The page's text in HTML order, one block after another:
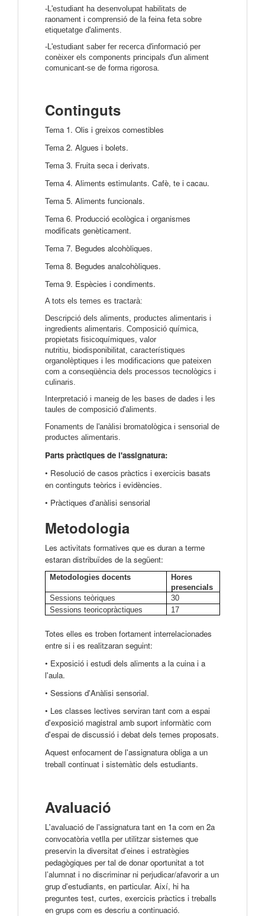
-L'estudiant ha desenvolupat habilitats de
raonament i comprensió de la feina feta sobre
etiquetatge d'aliments.
-L'estudiant saber fer recerca d'informació per
conèixer els components principals d'un aliment
comunicant-se de forma rigorosa.
Continguts
Tema 1. Olis i greixos comestibles
Tema 2. Algues i bolets.
Tema 3. Fruita seca i derivats.
Tema 4. Aliments estimulants. Cafè, te i cacau.
Tema 5. Aliments funcionals.
Tema 6. Producció ecològica i organismes
modificats genèticament.
Tema 7. Begudes alcohòliques.
Tema 8. Begudes analcohòliques.
Tema 9. Espècies i condiments.
A tots els temes es tractarà:
Descripció dels aliments, productes alimentaris i
ingredients alimentaris. Composició química,
propietats fisicoquímiques, valor
nutritiu, biodisponibilitat, característiques
organolèptiques i les modificacions que pateixen
com a conseqüència dels processos tecnològics i
culinaris.
Interpretació i maneig de les bases de dades i les
taules de composició d'aliments.
Fonaments de l'anàlisi bromatològica i sensorial de
productes alimentaris.
Parts pràctiques de l'assignatura:
• Resolució de casos pràctics i exercicis basats
en continguts teòrics i evidències.
• Pràctiques d'anàlisi sensorial
Metodologia
Les activitats formatives que es duran a terme
estaran distribuïdes de la següent:
Metodologies docents
Hores
presencials
Sessions teòriques
30
Sessions teoricopràctiques
17
Totes elles es troben fortament interrelacionades
entre si i es realitzaran seguint:
• Exposició i estudi dels aliments a la cuina i a
l'aula.
• Sessions d'Anàlisi sensorial.
• Les classes lectives serviran tant com a espai
d'exposició magistral amb suport informàtic com
d'espai de discussió i debat dels temes proposats.
Aquest enfocament de l'assignatura obliga a un
treball continuat i sistemàtic dels estudiants.
Avaluació
L'avaluació de l'assignatura tant en 1a com en 2a
convocatòria vetlla per utilitzar sistemes que
preservin la diversitat d’eines i estratègies
pedagògiques per tal de donar oportunitat a tot
l’alumnat i no discriminar ni perjudicar/afavorir a un
grup d’estudiants, en particular. Així, hi ha
preguntes test, curtes, exercicis pràctics i treballs
en grups com es descriu a continuació.